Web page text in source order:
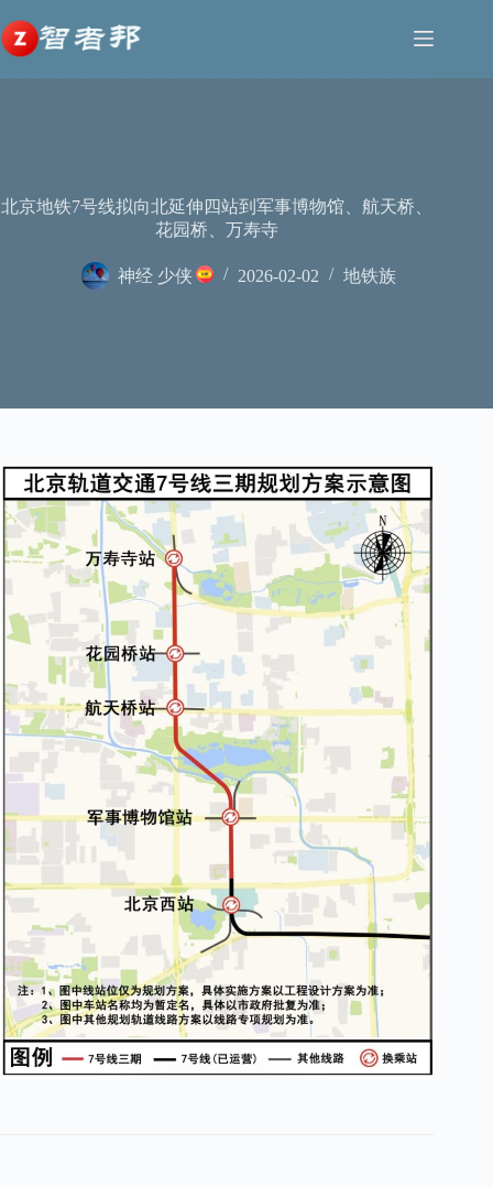
至
内
容
北京地铁7号线拟向北延伸四站到军事博物馆、航天桥、
花园桥、万寿寺
神经 少侠 2026-02-02 地铁族